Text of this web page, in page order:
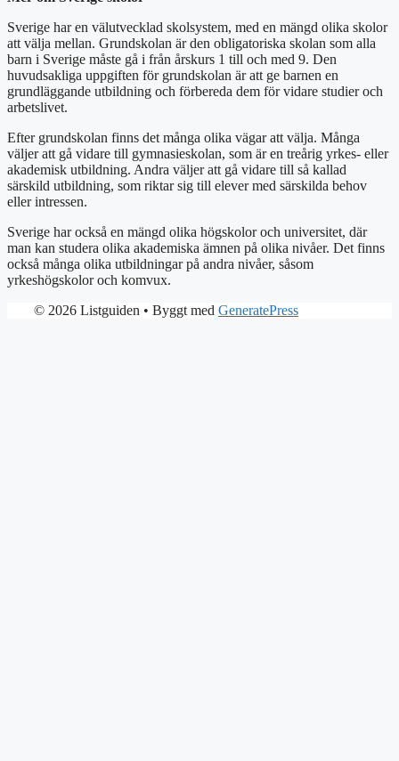
Sverige har en välutvecklad skolsystem, med en mängd olika skolor
att välja mellan. Grundskolan är den obligatoriska skolan som alla
barn i Sverige måste gå i från årskurs 1 till och med 9. Den
huvudsakliga uppgiften för grundskolan är att ge barnen en
grundläggande utbildning och förbereda dem för vidare studier och
arbetslivet.
Efter grundskolan finns det många olika vägar att välja. Många
väljer att gå vidare till gymnasieskolan, som är en treårig yrkes- eller
akademisk utbildning. Andra väljer att gå vidare till så kallad
särskild utbildning, som riktar sig till elever med särskilda behov
eller intressen.
Sverige har också en mängd olika högskolor och universitet, där
man kan studera olika akademiska ämnen på olika nivåer. Det finns
också många olika utbildningar på andra nivåer, såsom
yrkeshögskolor och komvux.
© 2026 Listguiden • Byggt med GeneratePress